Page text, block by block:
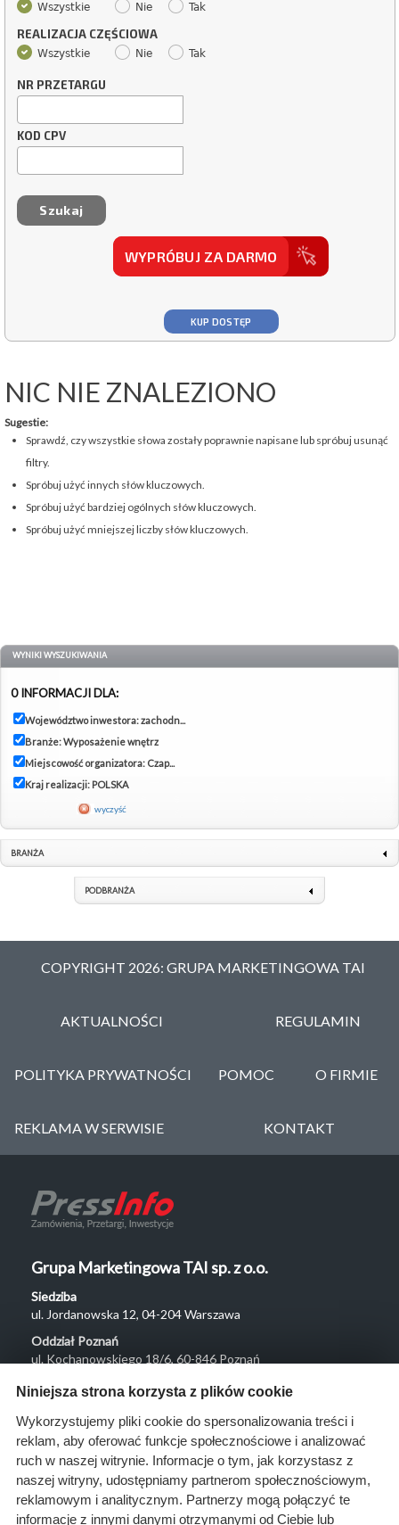
Wszystkie Nie Tak
REALIZACJA CZĘŚCIOWA
Wszystkie Nie Tak
NR PRZETARGU
KOD CPV
WYPRÓBUJ ZA DARMO
KUP DOSTĘP
NIC NIE ZNALEZIONO
Sugestie:
Sprawdź, czy wszystkie słowa zostały poprawnie napisane lub spróbuj usunąć
filtry.
Spróbuj użyć innych słów kluczowych.
Spróbuj użyć bardziej ogólnych słów kluczowych.
Spróbuj użyć mniejszej liczby słów kluczowych.
WYNIKI WYSZUKIWANIA
0 INFORMACJI DLA:
Województwo inwestora: zachodn...
Branże: Wyposażenie wnętrz
Miejscowość organizatora: Czap...
Kraj realizacji: POLSKA
wyczyść
BRANŻA
PODBRANŻA
COPYRIGHT 2026: GRUPA MARKETINGOWA TAI
AKTUALNOŚCI REGULAMIN
POLITYKA PRYWATNOŚCI POMOC O FIRMIE
REKLAMA W SERWISIE KONTAKT
Grupa Marketingowa TAI sp. z o.o.
Siedziba
ul. Jordanowska 12, 04-204 Warszawa
Oddział Poznań
ul. Kochanowskiego 18/6, 60-846 Poznań
Menu
O nas
Rozwiązania
Monitoring
przetargów
Niniejsza strona korzysta z plików cookie
Wykorzystujemy pliki cookie do spersonalizowania treści i
reklam, aby oferować funkcje społecznościowe i analizować
ruch w naszej witrynie. Informacje o tym, jak korzystasz z
naszej witryny, udostępniamy partnerom społecznościowym,
reklamowym i analitycznym. Partnerzy mogą połączyć te
informacje z innymi danymi otrzymanymi od Ciebie lub